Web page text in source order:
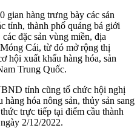
gian hàng trưng bày các sản
tỉnh, thành phố quảng bá giới
đặc sản vùng miền, địa
Cái, từ đó mở rộng thị
hội xuất khẩu hàng hóa, sản
Trung Quốc.
tỉnh cũng tổ chức hội nghị
hóa nông sản, thủy sản sang
trực tiếp tại điểm cầu thành
2/12/2022.